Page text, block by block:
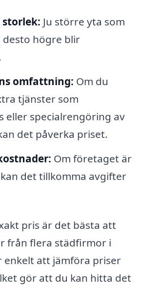
storlek: Ju större yta som
desto högre blir
omfattning: Om du
tjänster som
eller specialrengöring av
det påverka priset.
Om företaget är
det tillkomma avgifter
pris är det bästa att
från flera städfirmor i
enkelt att jämföra priser
gör att du kan hitta det